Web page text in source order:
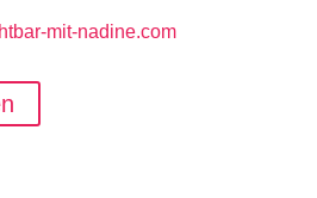
mit-nadine.com